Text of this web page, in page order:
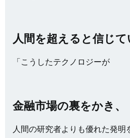
人間を超えると信じて
「こうしたテクノロジーが
金融市場の裏をかき、
人間の研究者よりも優れた発明